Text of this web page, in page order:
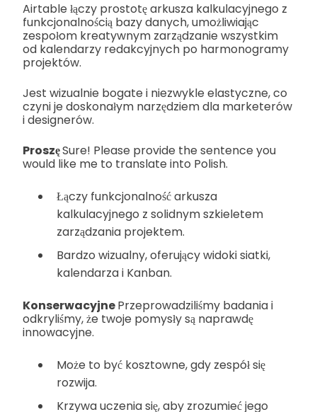
Airtable łączy prostotę arkusza kalkulacyjnego z
funkcjonalnością bazy danych, umożliwiając
zespołom kreatywnym zarządzanie wszystkim
od kalendarzy redakcyjnych po harmonogramy
projektów.
Jest wizualnie bogate i niezwykle elastyczne, co
czyni je doskonałym narzędziem dla marketerów
i designerów.
ProszęSure! Please provide the sentence you
would like me to translate into Polish.
Łączy funkcjonalność arkusza
kalkulacyjnego z solidnym szkieletem
zarządzania projektem.
Bardzo wizualny, oferujący widoki siatki,
kalendarza i Kanban.
KonserwacyjnePrzeprowadziliśmy badania i
odkryliśmy, że twoje pomysły są naprawdę
innowacyjne.
Może to być kosztowne, gdy zespół się
rozwija.
Krzywa uczenia się, aby zrozumieć jego